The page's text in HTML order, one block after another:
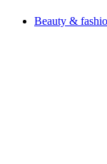
Beauty &